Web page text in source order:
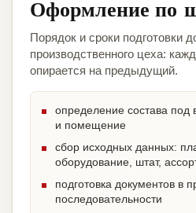
Оформление по
Порядок и сроки подготовки
производственного цеха:
опирается на предыдущий.
определение состава под
и помещение
сбор исходных данных:
оборудование, штат,
подготовка документов в
последовательности